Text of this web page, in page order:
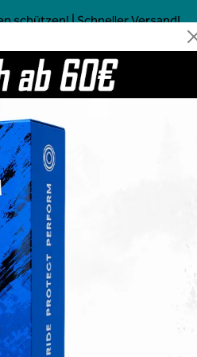
schützen! | Schneller Versand!
Gravelbike